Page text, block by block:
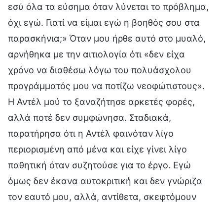
εσύ όλα τα εύσημα όταν λύνεται το πρόβλημα,
όχι εγώ. Γιατί να είμαι εγώ η βοηθός σου στα
παρασκήνια;» Όταν μου ήρθε αυτό στο μυαλό,
αρνήθηκα με την αιτιολογία ότι «δεν είχα
χρόνο να διαθέσω λόγω του πολυάσχολου
προγράμματός μου να ποτίζω νεοφώτιστους».
Η Αντέλ μού το ξαναζήτησε αρκετές φορές,
αλλά ποτέ δεν συμφώνησα. Σταδιακά,
παρατήρησα ότι η Αντέλ φαινόταν λίγο
περιορισμένη από μένα και είχε γίνει λίγο
παθητική όταν συζητούσε για το έργο. Εγώ
όμως δεν έκανα αυτοκριτική και δεν γνώριζα
τον εαυτό μου, αλλά, αντίθετα, σκεφτόμουν